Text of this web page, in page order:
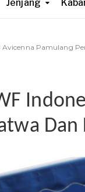
Jenjang
Avicenna Pamulang